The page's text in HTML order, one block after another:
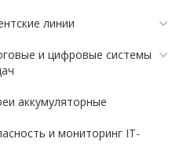
линии
и цифровые системы
аккумуляторные
и мониторинг IT-